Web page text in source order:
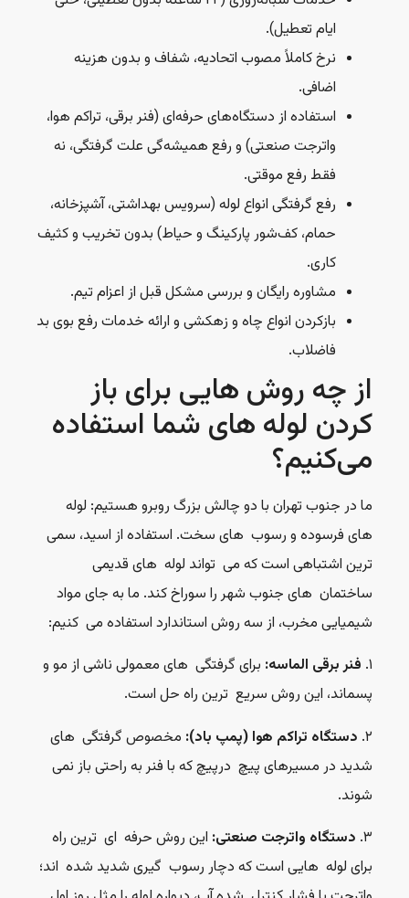
ایام تعطیل).
نرخ کاملاً مصوب اتحادیه، شفاف و بدون هزینه
اضافی.
استفاده از دستگاه‌های حرفه‌ای (فنر برقی، تراکم هوا،
واترجت صنعتی) و رفع همیشه‌گی علت گرفتگی، نه
فقط رفع موقتی.
رفع گرفتگی انواع لوله (سرویس بهداشتی، آشپزخانه،
حمام، کف‌شور پارکینگ و حیاط) بدون تخریب و کثیف
کاری.
مشاوره رایگان و بررسی مشکل قبل از اعزام تیم.
بازکردن انواع چاه و زهکشی و ارائه خدمات رفع بوی بد
فاضلاب.
از چه روش هایی برای باز
کردن لوله های شما استفاده
می‌کنیم؟
ما در جنوب تهران با دو چالش بزرگ روبرو هستیم: لوله
های فرسوده و رسوب های سخت. استفاده از اسید، سمی
ترین اشتباهی است که می تواند لوله های قدیمی
ساختمان های جنوب شهر را سوراخ کند. ما به جای مواد
شیمیایی مخرب، از سه روش استاندارد استفاده می کنیم:
۱. فنر برقی الماسه: برای گرفتگی های معمولی ناشی از مو و
پسماند، این روش سریع ترین راه حل است.
۲. دستگاه تراکم هوا (پمپ باد): مخصوص گرفتگی های
شدید در مسیرهای پیچ درپیچ که با فنر به راحتی باز نمی
شوند.
۳. دستگاه واترجت صنعتی: این روش حرفه ای ترین راه
برای لوله هایی است که دچار رسوب گیری شدید شده اند؛